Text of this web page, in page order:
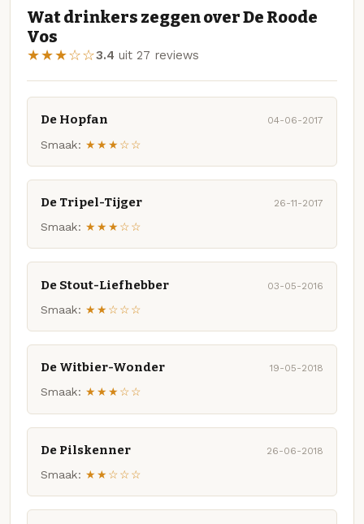
Wat drinkers zeggen over De Roode
Vos
★★★☆☆3.4 uit 27 reviews
De Hopfan 04-06-2017
Smaak: ★★★☆☆
De Tripel-Tijger 26-11-2017
Smaak: ★★★☆☆
De Stout-Liefhebber 03-05-2016
Smaak: ★★☆☆☆
De Witbier-Wonder 19-05-2018
Smaak: ★★★☆☆
De Pilskenner 26-06-2018
Smaak: ★★☆☆☆